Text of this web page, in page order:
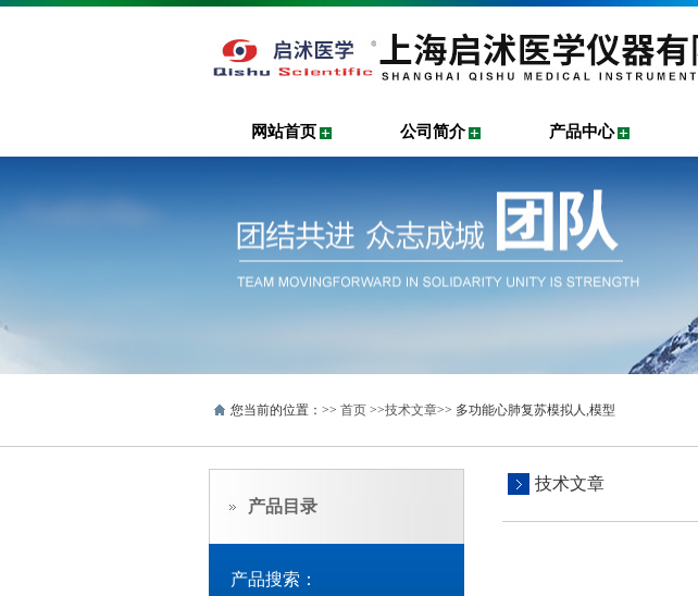
网站首页 公司简介 产品中心
您当前的位置：>> 首页 >>技术文章>> 多功能心肺复苏模拟人,模型
产品目录
产品搜索：
技术文章